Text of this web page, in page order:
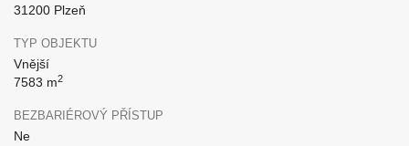
31200 Plzeň
TYP OBJEKTU
Vnější
7583 m2
BEZBARIÉROVÝ PŘÍSTUP
Ne